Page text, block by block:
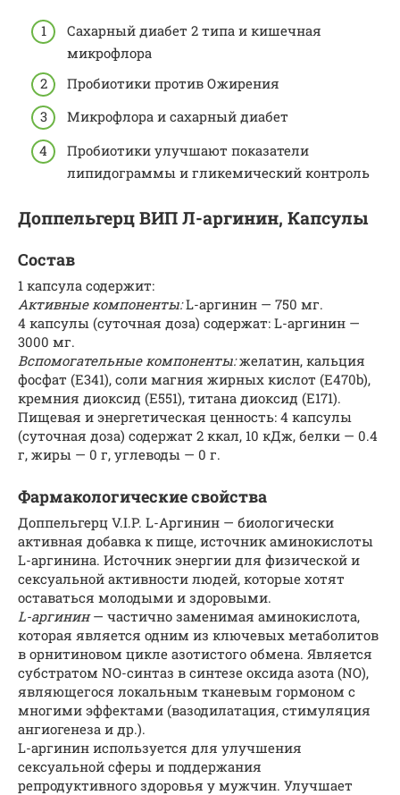
Сахарный диабет 2 типа и кишечная
микрофлора
Пробиотики против Ожирения
Микрофлора и сахарный диабет
Пробиотики улучшают показатели
липидограммы и гликемический контроль
Доппельгерц ВИП Л-аргинин, Капсулы
Состав
1 капсула содержит:
Активные компоненты:L-аргинин — 750 мг.
4 капсулы (суточная доза) содержат: L-аргинин —
3000 мг.
Вспомогательные компоненты:желатин, кальция
фосфат (Е341), соли магния жирных кислот (Е470b),
кремния диоксид (Е551), титана диоксид (Е171).
Пищевая и энергетическая ценность: 4 капсулы
(суточная доза) содержат 2 ккал, 10 кДж, белки — 0.4
г, жиры — 0 г, углеводы — 0 г.
Фармакологические свойства
Доппельгерц V.I.P. L-Аргинин — биологически
активная добавка к пище, источник аминокислоты
L-аргинина. Источник энергии для физической и
сексуальной активности людей, которые хотят
оставаться молодыми и здоровыми.
L-аргинин— частично заменимая аминокислота,
которая является одним из ключевых метаболитов
в орнитиновом цикле азотистого обмена. Является
субстратом NO-синтаз в синтезе оксида азота (NO),
являющегося локальным тканевым гормоном с
многими эффектами (вазодилатация, стимуляция
ангиогенеза и др.).
L-аргинин используется для улучшения
сексуальной сферы и поддержания
репродуктивного здоровья у мужчин. Улучшает